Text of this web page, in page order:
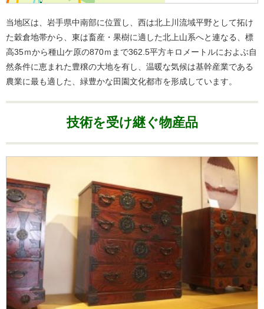
当地区は、岩手県中南部に位置し、西は北上川流域平野として拓け
た穀倉地帯から、東は畜産・果樹に適した北上山系へと連なる、標
高35ｍから種山ケ原の870ｍまで362.5平方キロメートルにおよぶ自
然条件に恵まれた豊穣の大地を有し、温暖な気候は基幹産業である
農業に最も適した、緑豊かな田園文化都市を形成しています。
技術を受け継ぐ物産品